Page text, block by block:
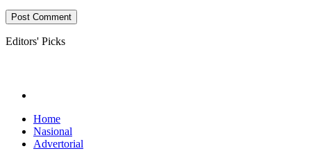
Editors' Picks
Home
Nasional
Advertorial